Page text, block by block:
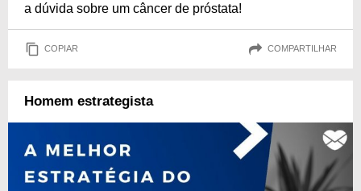
a dúvida sobre um câncer de próstata!
COPIAR COMPARTILHAR
Homem estrategista